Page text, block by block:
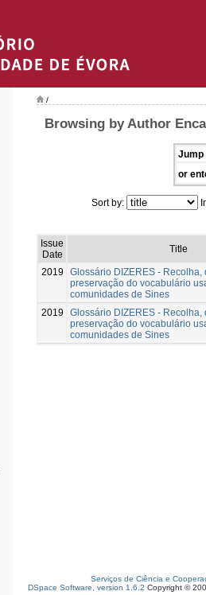
/
Browsing by Author
Jump
or
Sort by:
Issue
Date
Title
2019
Glossário DIZERES - Recolha,
preservação do vocabulário
comunidades de Sines
2019
Glossário DIZERES - Recolha,
preservação do vocabulário
comunidades de Sines
Serviços de Ciência e
DSpace Software, version 1.6.2 Copyright ©